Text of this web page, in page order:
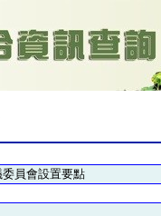
員會設置要點